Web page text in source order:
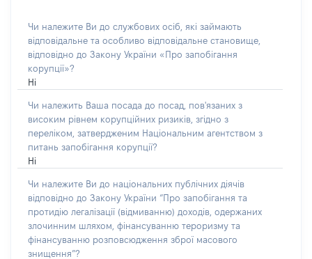
Чи належите Ви до службових осіб, які займають
відповідальне та особливо відповідальне становище,
відповідно до Закону України «Про запобігання
корупції»?
Ні
Чи належить Ваша посада до посад, пов'язаних з
високим рівнем корупційних ризиків, згідно з
переліком, затвердженим Національним агентством з
питань запобігання корупції?
Ні
Чи належите Ви до національних публічних діячів
відповідно до Закону України “Про запобігання та
протидію легалізації (відмиванню) доходів, одержаних
злочинним шляхом, фінансуванню тероризму та
фінансуванню розповсюдження зброї масового
знищення”?